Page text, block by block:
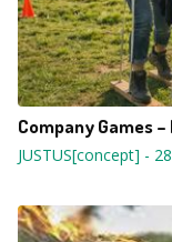
Company Games
JUSTUS[concept] -